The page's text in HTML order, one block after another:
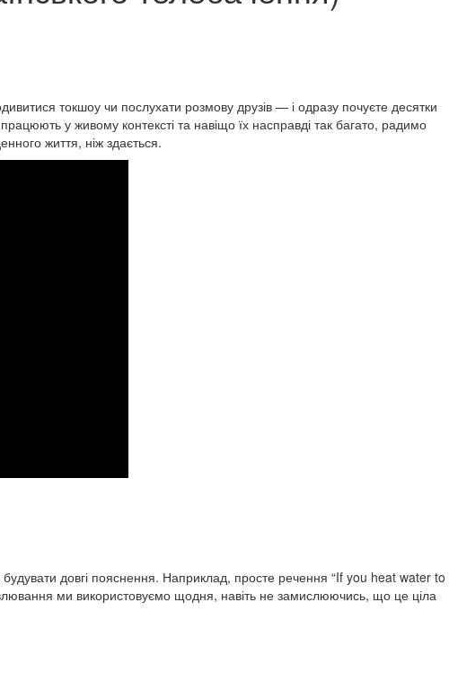
токшоу чи послухати розмову друзів — і одразу почуєте десятки
у живому контексті та навіщо їх насправді так багато, радимо
життя, ніж здається.
довгі пояснення. Наприклад, просте речення “If you heat water to
ми використовуємо щодня, навіть не замислюючись, що це ціла